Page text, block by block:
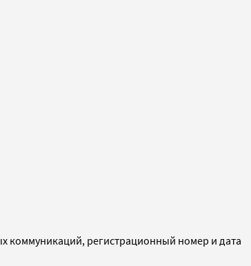
коммуникаций, регистрационный номер и дата